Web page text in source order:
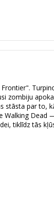
par to,
tiklīdz tās